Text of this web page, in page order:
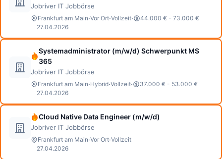
Jobriver IT Jobbörse
Frankfurt am Main·Vor Ort·Vollzeit·
44.000 € - 73.000 €
27.04.2026
Systemadministrator (m/w/d) Schwerpunkt MS
365
Jobriver IT Jobbörse
Frankfurt am Main·Hybrid·Vollzeit·
37.000 € - 53.000 €
27.04.2026
Cloud Native Data Engineer (m/w/d)
Jobriver IT Jobbörse
Frankfurt am Main·Vor Ort·Vollzeit
27.04.2026